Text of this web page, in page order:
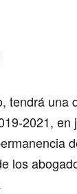
, tendrá una
2021, en
los